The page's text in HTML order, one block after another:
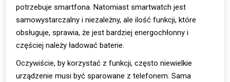
potrzebuje smartfona. Natomiast smartwatch jest
samowystarczalny i niezależny, ale ilość funkcji, które
obsługuje, sprawia, że jest bardziej energochłonny i
częściej należy ładować baterie.
Oczywiście, by korzystać z funkcji, często niewielkie
urządzenie musi być sparowane z telefonem. Sama